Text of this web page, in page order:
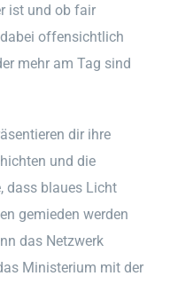
ist und ob fair
offensichtlich
mehr am Tag sind
dir ihre
und die
dass blaues Licht
gemieden werden
das Netzwerk
Ministerium mit der